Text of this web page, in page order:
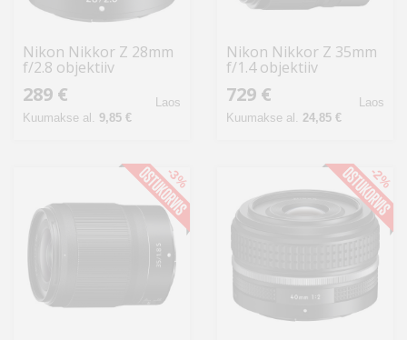
Nikon Nikkor Z 28mm
f/2.8 objektiiv
289 €
Kuumakse al. 9,85 €
Laos
Nikon Nikkor Z 35mm
f/1.4 objektiiv
729 €
Kuumakse al. 24,85 €
Laos
-3% -2%